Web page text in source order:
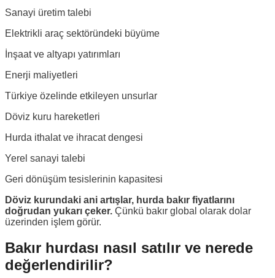
Sanayi üretim talebi
Elektrikli araç sektöründeki büyüme
İnşaat ve altyapı yatırımları
Enerji maliyetleri
Türkiye özelinde etkileyen unsurlar
Döviz kuru hareketleri
Hurda ithalat ve ihracat dengesi
Yerel sanayi talebi
Geri dönüşüm tesislerinin kapasitesi
Döviz kurundaki ani artışlar, hurda bakır fiyatlarını
doğrudan yukarı çeker. Çünkü bakır global olarak dolar
üzerinden işlem görür.
Bakır hurdası nasıl satılır ve nerede
değerlendirilir?